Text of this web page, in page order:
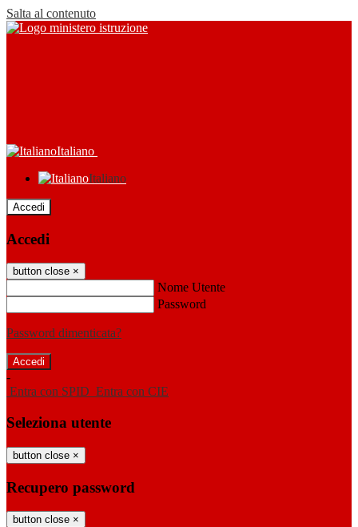
Salta al contenuto
Italiano
Italiano
Accedi
Accedi
button close ×
Nome Utente
Password
Password dimenticata?
-
Entra con SPID Entra con CIE
Seleziona utente
button close ×
Recupero password
button close ×